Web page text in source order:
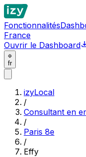
Fonctionnalités
France
Ouvrir le Dashboard
fr
izyLocal
/
Consultant en
/
Paris 8e
/
Effy